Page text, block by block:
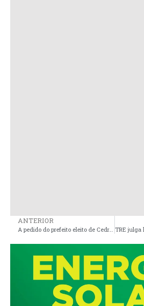
ANTERIOR
A pedido do prefeito eleito de Cedral, Governo do Estado começa obra de recuperação de estrada no município